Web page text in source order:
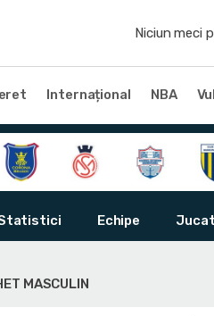
Niciun meci
Internațional NBA
Echipe
MASCULIN